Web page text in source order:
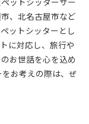
、北名古屋市など
ットシッターとし
に対応し、旅行や
お世話を心を込め
お考えの際は、ぜ